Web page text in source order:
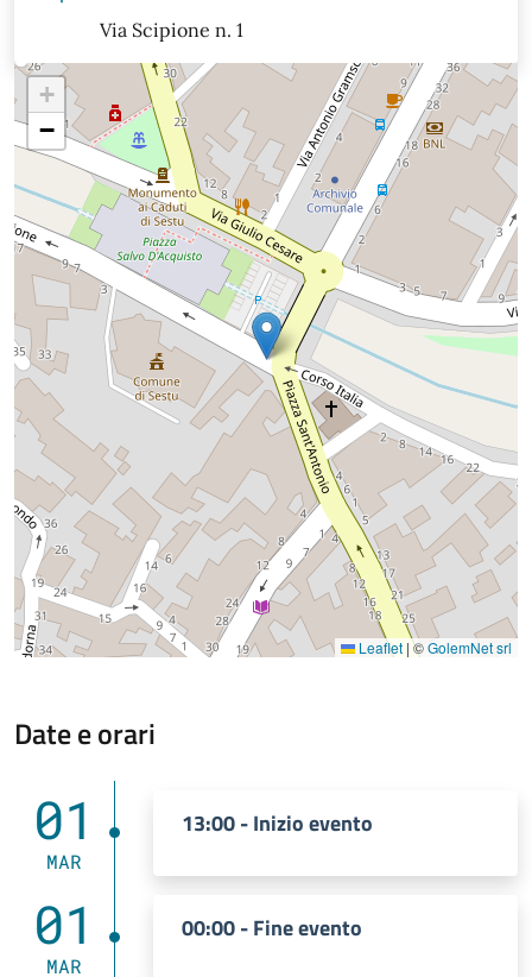
Via Scipione n. 1
+
−
Leaflet |©GolemNet srl
Date e orari
01
MAR
13:00 - Inizio evento
01
MAR
00:00 - Fine evento